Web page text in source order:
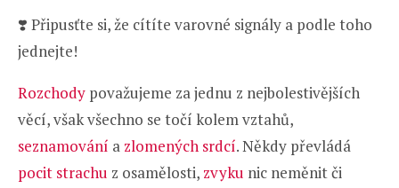
❣️ Připusťte si, že cítíte varovné signály a podle toho
jednejte!
Rozchody považujeme za jednu z nejbolestivějších
věcí, však všechno se točí kolem vztahů,
seznamování a zlomených srdcí. Někdy převládá
pocit strachu z osamělosti, zvyku nic neměnit či